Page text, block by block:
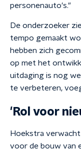
personenauto's."
De onderzoeker
tempo gemaakt
hebben zich
op met het
uitdaging is nog
te verbeteren,
'Rol voor
Hoekstra
voor de bouw van